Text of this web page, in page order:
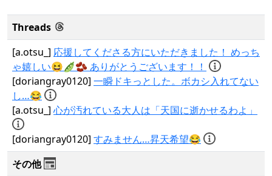
Threads
[a.otsu_] 応援してくださる方にいただきました！ めっち
ゃ嬉しい😆🫛🫘 ありがとうございます！！
[doriangray0120] 一瞬ドキっとした。ボカシ入れてない
し…😂
[a.otsu_] 心が汚れている大人は「天国に逝かせるわよ」
[doriangray0120] すみません…昇天希望😂
その他